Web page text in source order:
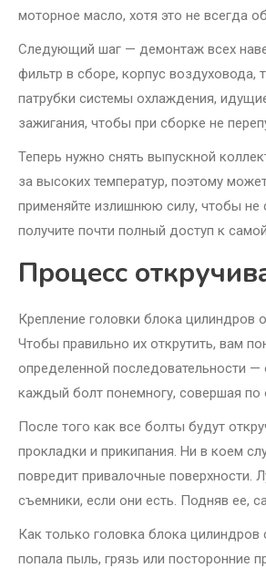
моторное масло, хотя это не всегда
Следующий шаг — демонтаж всех
фильтр в сборе, корпус воздуховода,
патрубки системы охлаждения,
зажигания, чтобы при сборке не
Теперь нужно снять выпускной
за высоких температур, поэтому
применяйте излишнюю силу, чтобы не
получите почти полный доступ к
Процесс
Крепление головки блока
Чтобы правильно их открутить, вам
определенной последовательности
каждый болт понемногу, совершая
После того как все болты будут
прокладки и прикипания. Ни в коем
повредит привалочные поверхности.
съемники, если они есть. Подняв ее,
Как только головка блока цилиндров
попала пыль, грязь или посторонние